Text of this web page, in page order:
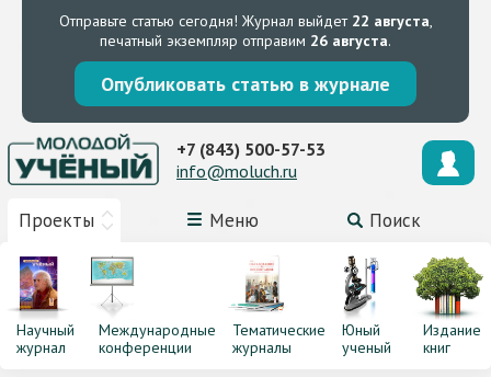
Отправьте статью сегодня! Журнал выйдет 22 августа,
печатный экземпляр отправим 26 августа.
Опубликовать статью в журнале
Проекты Меню Поиск
+7 (843) 500-57-53
info@moluch.ru
Научный
журнал
Международные
конференции
Тематические
журналы
Юный
ученый
Издание
книг